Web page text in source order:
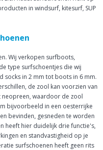
in windsurf, kitesurf, SUP
Wij verkopen surfboots,
type surfschoentjes die wij
socks in 2 mm tot boots in 6 mm.
de zool kan voorzien van
neopreen, waardoor de zool
bijvoorbeeld in een oesterrijke
bevinden, gesneden te worden
heeft hier duidelijk drie functie's,
en standvastigheid op je
surfschoenen heeft geen rits